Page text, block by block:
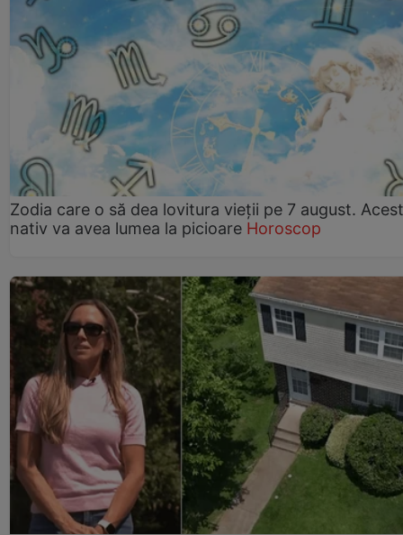
Zodia care o să dea lovitura vieții pe 7 august. Acest
nativ va avea lumea la picioare Horoscop